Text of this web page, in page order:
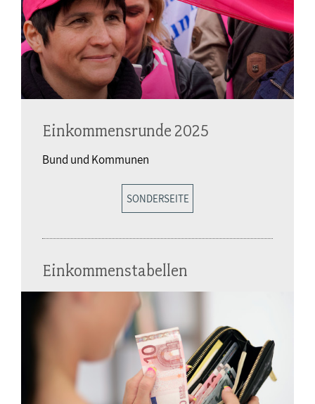
Einkommensrunde 2025
Bund und Kommunen
SONDERSEITE
Einkommenstabellen